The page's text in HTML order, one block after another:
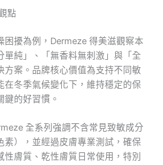
點
困擾為例，Dermeze 得美滋觀察本
單純」、「無香料無刺激」與「全
方案。品牌核心價值為支持不同敏
在冬季氣候變化下，維持穩定的保
鍵的好習慣。
全系列強調不含常見致敏成分
素），並經過皮膚專業測試，確保
膚質、乾性膚質日常使用，特別